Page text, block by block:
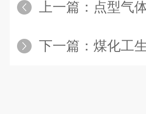
上一篇： 点型气体探
下一篇： 煤化工生